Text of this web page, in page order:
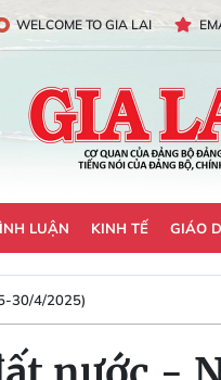
WELCOME TO GIA LAI
LUẬN KINH TẾ GIÁO
30/4/2025)